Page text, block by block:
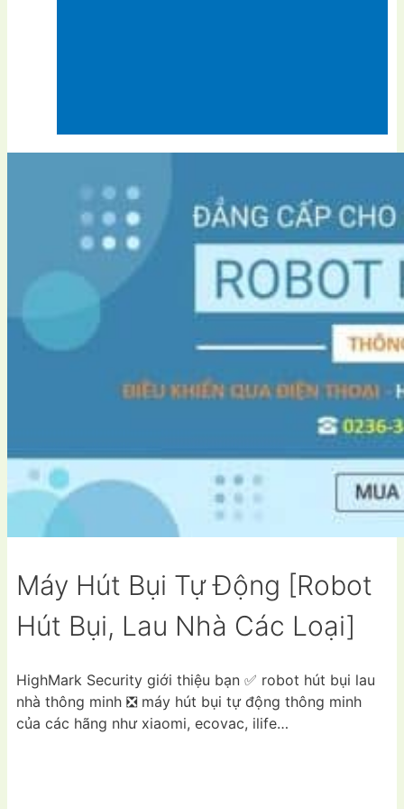
Máy Hút Bụi Tự Động [Robot
Hút Bụi, Lau Nhà Các Loại]
HighMark Security giới thiệu bạn ✅ robot hút bụi lau
nhà thông minh ❎ máy hút bụi tự động thông minh
của các hãng như xiaomi, ecovac, ilife…